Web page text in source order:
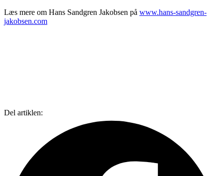
Læs mere om Hans Sandgren Jakobsen på www.hans-sandgren-
jakobsen.com
Del artiklen: